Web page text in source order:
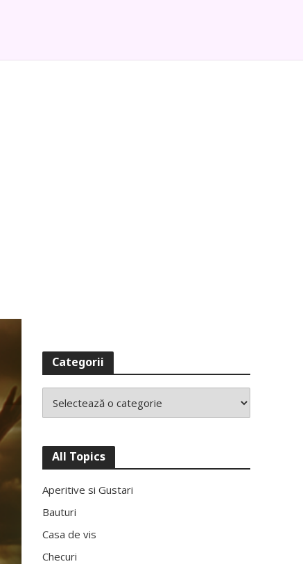
Categorii
All Topics
Aperitive si Gustari
Bauturi
Casa de vis
Checuri